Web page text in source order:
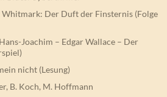
Whitmark: Der Duft der Finsternis (Folge
Joachim – Edgar Wallace – Der
nicht (Lesung)
B. Koch, M. Hoffmann